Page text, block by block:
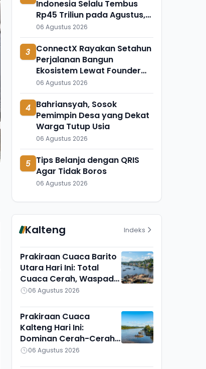
Indonesia Selalu Tembus
Rp45 Triliun pada Agustus,
Apa Penyebabnya?
06 Agustus 2026
3 ConnectX Rayakan Setahun
Perjalanan Bangun
Ekosistem Lewat Founder
dan Builder Summit 2026
06 Agustus 2026
4 Bahriansyah, Sosok
Pemimpin Desa yang Dekat
Warga Tutup Usia
06 Agustus 2026
5 Tips Belanja dengan QRIS
Agar Tidak Boros
06 Agustus 2026
Kalteng Indeks
Prakiraan Cuaca Barito
Utara Hari Ini: Total
Cuaca Cerah, Waspadai
Munculnya Titik Api
06 Agustus 2026
Prakiraan Cuaca
Kalteng Hari Ini:
Dominan Cerah-Cerah
Berawan, Gunung Mas
06 Agustus 2026